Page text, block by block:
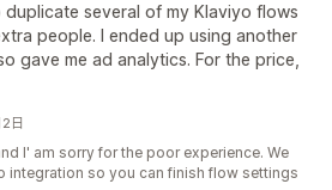
several of my Klaviyo flows
people. I ended up using another
gave me ad analytics. For the price,
日
I' am sorry for the poor experience. We
integration so you can finish flow settings